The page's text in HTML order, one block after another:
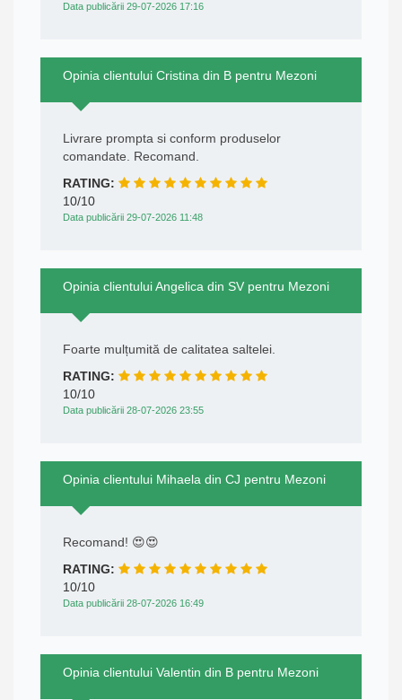
Data publicării 29-07-2026 17:16
Opinia clientului Cristina din B pentru Mezoni
Livrare prompta si conform produselor
comandate. Recomand.
RATING:
10/10
Data publicării 29-07-2026 11:48
Opinia clientului Angelica din SV pentru Mezoni
Foarte mulțumită de calitatea saltelei.
RATING:
10/10
Data publicării 28-07-2026 23:55
Opinia clientului Mihaela din CJ pentru Mezoni
Recomand! 😍😍
RATING:
10/10
Data publicării 28-07-2026 16:49
Opinia clientului Valentin din B pentru Mezoni